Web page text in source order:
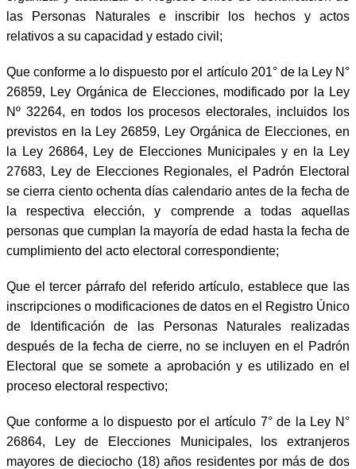
las Personas Naturales e inscribir los hechos y actos
relativos a su capacidad y estado civil;
Que conforme a lo dispuesto por el artículo 201° de la Ley N°
26859, Ley Orgánica de Elecciones, modificado por la Ley
Nº 32264, en todos los procesos electorales, incluidos los
previstos en la Ley 26859, Ley Orgánica de Elecciones, en
la Ley 26864, Ley de Elecciones Municipales y en la Ley
27683, Ley de Elecciones Regionales, el Padrón Electoral
se cierra ciento ochenta días calendario antes de la fecha de
la respectiva elección, y comprende a todas aquellas
personas que cumplan la mayoría de edad hasta la fecha de
cumplimiento del acto electoral correspondiente;
Que el tercer párrafo del referido artículo, establece que las
inscripciones o modificaciones de datos en el Registro Único
de Identificación de las Personas Naturales realizadas
después de la fecha de cierre, no se incluyen en el Padrón
Electoral que se somete a aprobación y es utilizado en el
proceso electoral respectivo;
Que conforme a lo dispuesto por el artículo 7° de la Ley N°
26864, Ley de Elecciones Municipales, los extranjeros
mayores de dieciocho (18) años residentes por más de dos